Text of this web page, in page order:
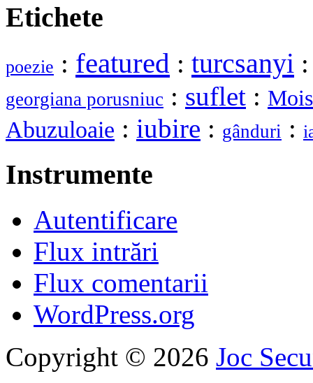
Etichete
poezie : featured : turcsanyi
georgiana porusniuc : suflet :
Abuzuloaie : iubire : gânduri :
Instrumente
Autentificare
Flux intrări
Flux comentarii
WordPress.org
Copyright © 2026 Joc